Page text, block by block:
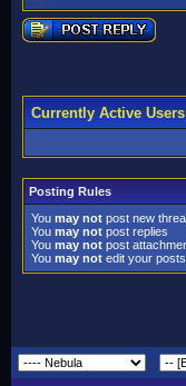
Currently Active
Posting Rules
You may not post new
You may not post replies
You may not post
You may not edit your posts